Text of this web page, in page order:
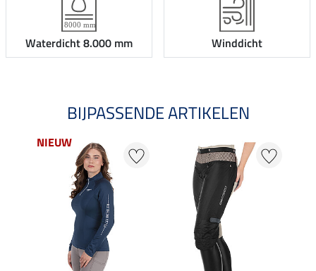
Waterdicht 8.000 mm Winddicht
BIJPASSENDE ARTIKELEN
NIEUW